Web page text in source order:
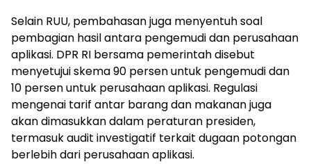
Selain RUU, pembahasan juga menyentuh soal
pembagian hasil antara pengemudi dan perusahaan
aplikasi. DPR RI bersama pemerintah disebut
menyetujui skema 90 persen untuk pengemudi dan
10 persen untuk perusahaan aplikasi. Regulasi
mengenai tarif antar barang dan makanan juga
akan dimasukkan dalam peraturan presiden,
termasuk audit investigatif terkait dugaan potongan
berlebih dari perusahaan aplikasi.